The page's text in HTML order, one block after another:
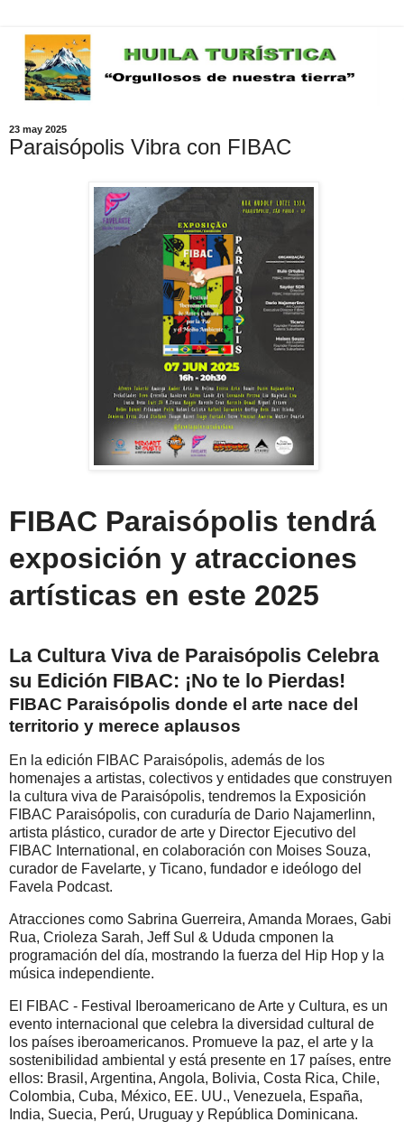
23 may 2025
Paraisópolis Vibra con FIBAC
FIBAC Paraisópolis tendrá
exposición y atracciones
artísticas en este 2025
La Cultura Viva de Paraisópolis Celebra
su Edición FIBAC: ¡No te lo Pierdas!
FIBAC Paraisópolis donde el arte nace del
territorio y merece aplausos
En la edición FIBAC Paraisópolis, además de los
homenajes a artistas, colectivos y entidades que construyen
la cultura viva de Paraisópolis, tendremos la Exposición
FIBAC Paraisópolis, con curaduría de Dario Najamerlinn,
artista plástico, curador de arte y Director Ejecutivo del
FIBAC International, en colaboración con Moises Souza,
curador de Favelarte, y Ticano, fundador e ideólogo del
Favela Podcast.
Atracciones como Sabrina Guerreira, Amanda Moraes, Gabi
Rua, Crioleza Sarah, Jeff Sul & Ududa cmponen la
programación del día, mostrando la fuerza del Hip Hop y la
música independiente.
El FIBAC - Festival Iberoamericano de Arte y Cultura, es un
evento internacional que celebra la diversidad cultural de
los países iberoamericanos. Promueve la paz, el arte y la
sostenibilidad ambiental y está presente en 17 países, entre
ellos: Brasil, Argentina, Angola, Bolivia, Costa Rica, Chile,
Colombia, Cuba, México, EE. UU., Venezuela, España,
India, Suecia, Perú, Uruguay y República Dominicana.